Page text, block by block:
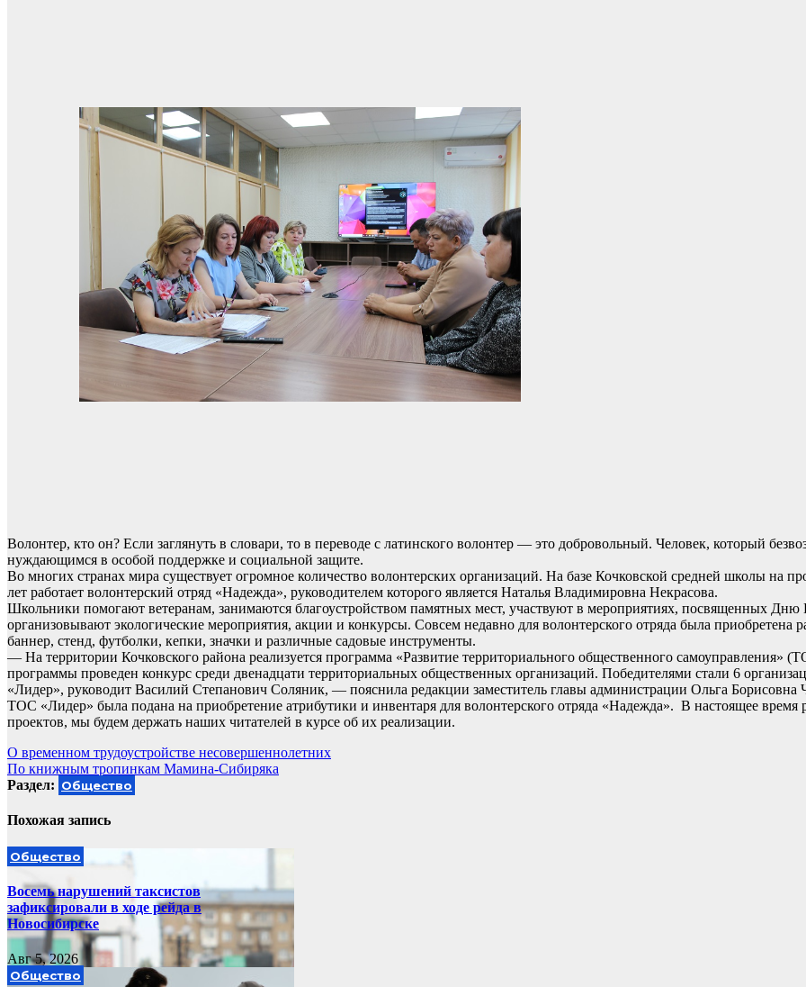
Волонтер, кто он? Если заглянуть в словари, то в переводе с латинского волонтер — это добровольный. Человек, который
нуждающимся в особой поддержке и социальной защите.
Во многих странах мира существует огромное количество волонтерских организаций. На базе Кочковской средней школы на
лет работает волонтерский отряд «Надежда», руководителем которого является Наталья Владимировна Некрасова.
Школьники помогают ветеранам, занимаются благоустройством памятных мест, участвуют в мероприятиях, посвященных Дню
организовывают экологические мероприятия, акции и конкурсы. Совсем недавно для волонтерского отряда была приобретена
баннер, стенд, футболки, кепки, значки и различные садовые инструменты.
— На территории Кочковского района реализуется программа «Развитие территориального общественного самоуправления»
программы проведен конкурс среди двенадцати территориальных общественных организаций. Победителями стали 6
«Лидер», руководит Василий Степанович Соляник, — пояснила редакции заместитель главы администрации Ольга
ТОС «Лидер» была подана на приобретение атрибутики и инвентаря для волонтерского отряда «Надежда». В настоящее время
проектов, мы будем держать наших читателей в курсе об их реализации.
Навигация
по
О временном трудоустройстве несовершеннолетних
По книжным тропинкам Мамина-Сибиряка
Раздел: Общество
Похожая запись
Общество
Восемь нарушений таксистов
зафиксировали в ходе рейда в
Новосибирске
Авг 5, 2026
Общество